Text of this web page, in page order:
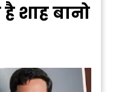
है शाह बानो